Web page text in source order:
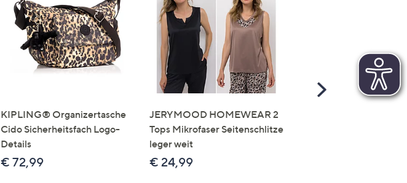
KIPLING® Organizertasche
Cido Sicherheitsfach Logo-
Details
€ 72,99
JERYMOOD HOMEWEAR 2
Tops Mikrofaser Seitenschlitze
leger weit
€ 24,99
Scroll